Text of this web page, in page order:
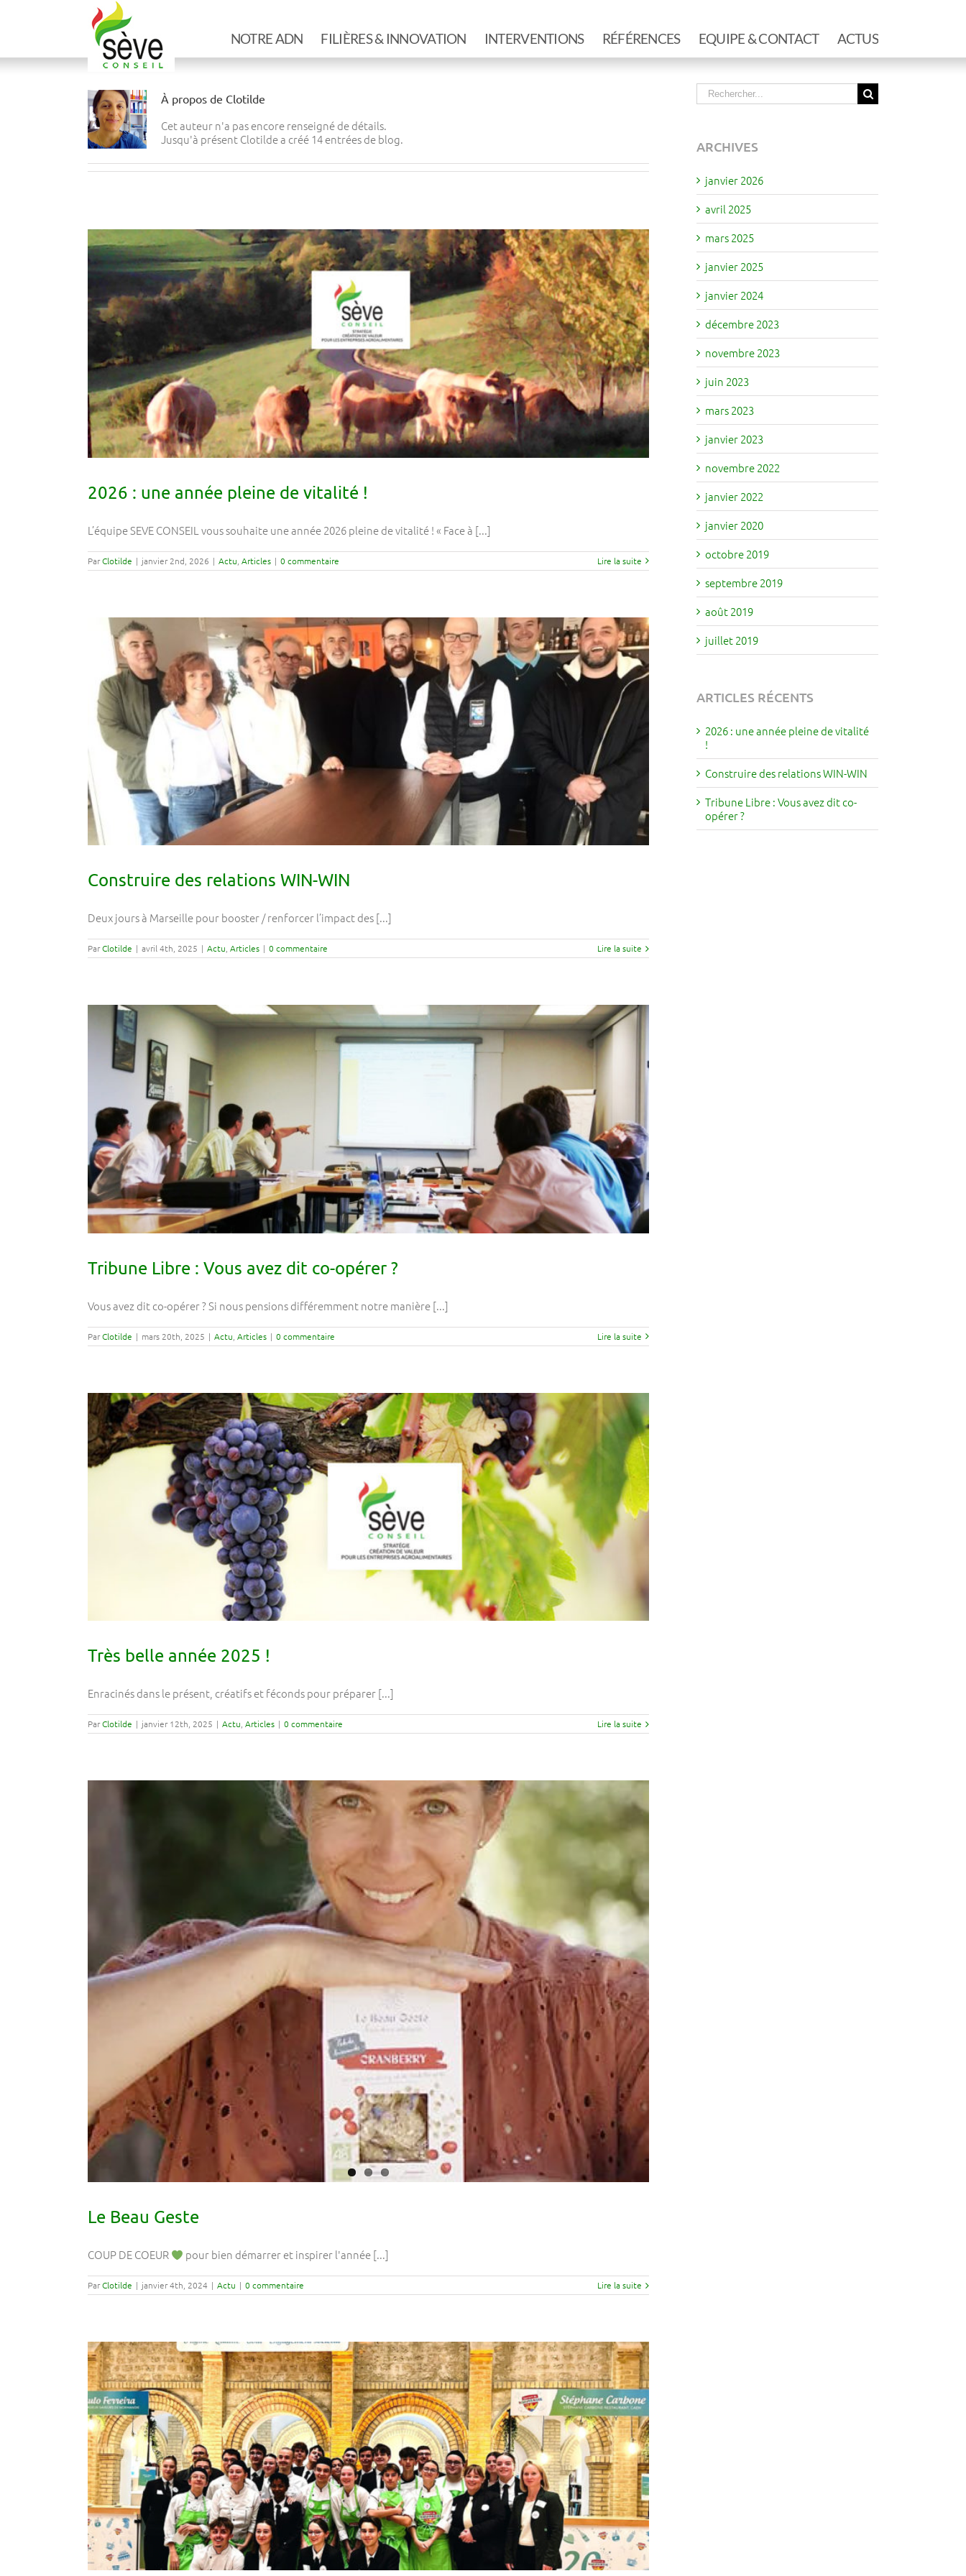
NOTRE ADN FILIÈRES & INNOVATION INTERVENTIONS RÉFÉRENCES EQUIPE & CONTACT ACTUS
À propos de Clotilde
Cet auteur n'a pas encore renseigné de détails.
Jusqu'à présent Clotilde a créé 14 entrées de blog.
2026 : une année pleine de vitalité !
L’équipe SEVE CONSEIL vous souhaite une année 2026 pleine de vitalité ! « Face à [...]
ParClotilde | janvier 2nd, 2026 | Actu Articles | 0 commentaire Lire la suite
Construire des relations WIN-WIN
Deux jours à Marseille pour booster / renforcer l’impact des [...]
ParClotilde | avril 4th, 2025 | Actu Articles | 0 commentaire Lire la suite
Tribune Libre : Vous avez dit co-opérer ?
Vous avez dit co-opérer ? Si nous pensions différemment notre manière [...]
ParClotilde | mars 20th, 2025 | Actu Articles | 0 commentaire Lire la suite
Très belle année 2025 !
Enracinés dans le présent, créatifs et féconds pour préparer [...]
ParClotilde | janvier 12th, 2025 | Actu Articles | 0 commentaire Lire la suite
Le Beau Geste
COUP DE COEUR pour bien démarrer et inspirer l'année [...]
ParClotilde | janvier 4th, 2024 | Actu | 0 commentaire Lire la suite
Rechercher
ARCHIVES
janvier 2026
avril 2025
mars 2025
janvier 2025
janvier 2024
décembre 2023
novembre 2023
juin 2023
mars 2023
janvier 2023
novembre 2022
janvier 2022
janvier 2020
octobre 2019
septembre 2019
août 2019
juillet 2019
ARTICLES RÉCENTS
2026 : une année pleine de vitalité
!
Construire des relations WIN-WIN
Tribune Libre : Vous avez dit co-
opérer ?